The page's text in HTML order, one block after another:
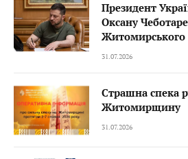
Президент
Оксану
Житомирського
31.07.2026
Страшна спека
Житомирщину
31.07.2026